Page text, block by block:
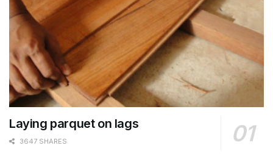
Laying parquet on lags
3647 SHARES